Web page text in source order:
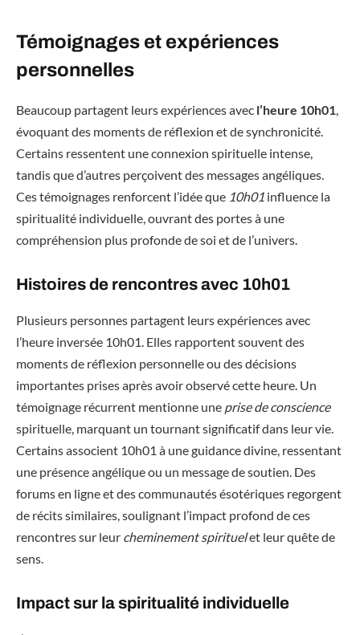
Témoignages et expériences
personnelles
Beaucoup partagent leurs expériences avec l’heure 10h01
évoquant des moments de réflexion et de synchronicité.
Certains ressentent une connexion spirituelle intense,
tandis que d’autres perçoivent des messages angéliques.
Ces témoignages renforcent l’idée que 10h01 influence la
spiritualité individuelle, ouvrant des portes à une
compréhension plus profonde de soi et de l’univers.
Histoires de rencontres avec 10h01
Plusieurs personnes partagent leurs expériences avec
l’heure inversée 10h01. Elles rapportent souvent des
moments de réflexion personnelle ou des décisions
importantes prises après avoir observé cette heure. Un
témoignage récurrent mentionne une prise de conscience
spirituelle, marquant un tournant significatif dans leur vie.
Certains associent 10h01 à une guidance divine, ressentant
une présence angélique ou un message de soutien. Des
forums en ligne et des communautés ésotériques regorgent
de récits similaires, soulignant l’impact profond de ces
rencontres sur leur cheminement spirituelet leur quête de
sens.
Impact sur la spiritualité individuelle